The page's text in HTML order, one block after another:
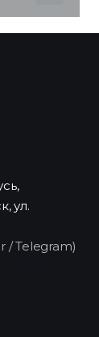
ул.
/ Telegram)